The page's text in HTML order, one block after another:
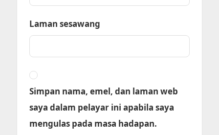
Laman sesawang
Simpan nama, emel, dan laman web
saya dalam pelayar ini apabila saya
mengulas pada masa hadapan.